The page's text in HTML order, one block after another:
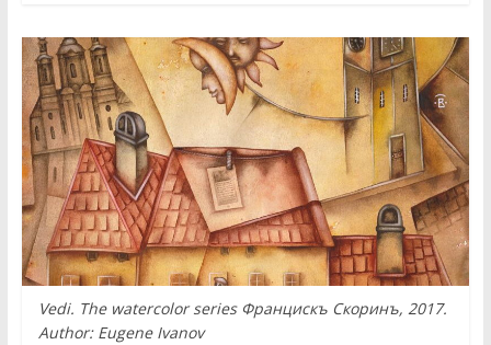
Vedi. The watercolor series Францискъ Скоринъ, 2017.
Author: Eugene Ivanov